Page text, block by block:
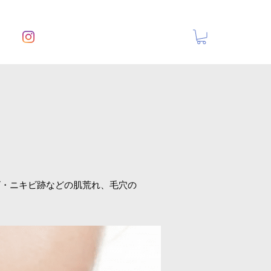
ニキビ跡などの肌荒れ、毛穴の